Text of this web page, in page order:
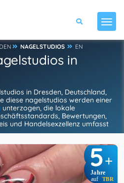
NAGELSTUDIOS EN
in
in Dresden, Deutschland,
diese nagelstudios werden einer
unterzogen, die lokale
Bewertungen,
und Handelsexzellenz umfasst
5+
Jahre
auf TBR